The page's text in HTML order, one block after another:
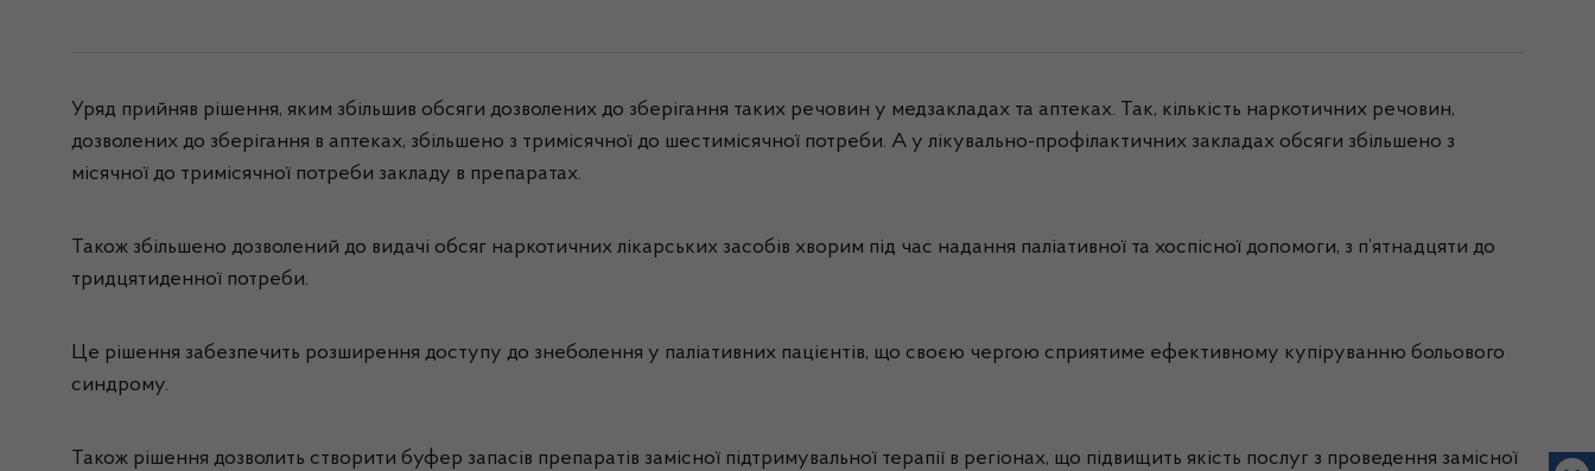
Уряд прийняв рішення, яким збільшив обсяги дозволених до зберігання таких речовин у медзакладах та аптеках. Так, кількість наркотичних речовин,
дозволених до зберігання в аптеках, збільшено з тримісячної до шестимісячної потреби. А у лікувально-профілактичних закладах обсяги збільшено з
місячної до тримісячної потреби закладу в препаратах.
Також збільшено дозволений до видачі обсяг наркотичних лікарських засобів хворим під час надання паліативної та хоспісної допомоги, з п’ятнадцяти до
тридцятиденної потреби.
Це рішення забезпечить розширення доступу до знеболення у паліативних пацієнтів, що своєю чергою сприятиме ефективному купіруванню больового
синдрому.
Також рішення дозволить створити буфер запасів препаратів замісної підтримувальної терапії в регіонах, що підвищить якість послуг з проведення замісної